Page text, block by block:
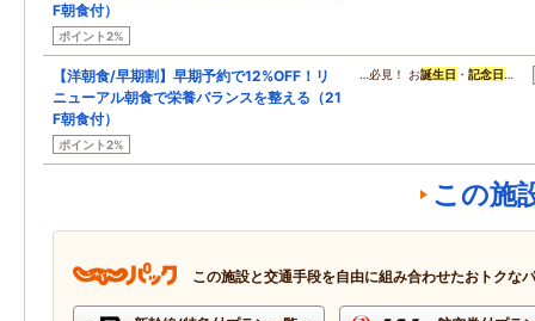
F朝食付）
ポイント2%
【洋朝食/早期割】早期予約で12%OFF！リ
ニューアル朝食で栄養バランスを整える（21
F朝食付）
ポイント2%
…必見！ お誕生日 ・記念日 …
この施
この施設と交通手段を自由に組み合わせたおトクな